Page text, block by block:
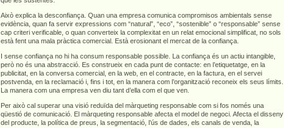
Això explica la desconfiança. Quan una empresa comunica compromisos ambientals sense
evidència, quan fa servir expressions com “natural”, “eco”, “sostenible” o “responsable” sense
cap criteri verificable, o quan converteix la complexitat en un relat emocional simplificat, no sols
està fent una mala pràctica comercial. Està erosionant el mercat de la confiança.
I sense confiança no hi ha consum responsable possible. La confiança és un actiu intangible,
però no és una abstracció. Es construeix en cada punt de contacte: en l’etiquetatge, en la
publicitat, en la conversa comercial, en la web, en el contracte, en la factura, en el servei
postvenda, en la reclamació i, fins i tot, en la manera com l’organització reconeix els seus límits.
La manera com una empresa ven diu tant d’ella com el que ven.
Per això cal superar una visió reduïda del màrqueting responsable com si fos només una
qüestió de comunicació. El màrqueting responsable afecta el model de negoci. Afecta el disseny
del producte, la política de preus, la segmentació, l’ús de dades, els canals de venda, la